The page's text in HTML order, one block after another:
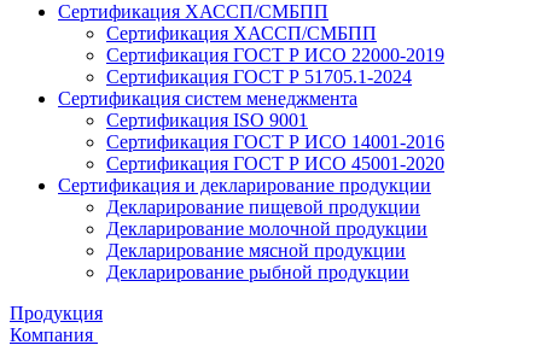
Сертификация ХАССП/СМБПП
Сертификация ХАССП/СМБПП
Сертификация ГОСТ Р ИСО 22000-2019
Сертификация ГОСТ Р 51705.1-2024
Сертификация систем менеджмента
Сертификация ISO 9001
Сертификация ГОСТ Р ИСО 14001-2016
Сертификация ГОСТ Р ИСО 45001-2020
Сертификация и декларирование продукции
Декларирование пищевой продукции
Декларирование молочной продукции
Декларирование мясной продукции
Декларирование рыбной продукции
Продукция
Компания